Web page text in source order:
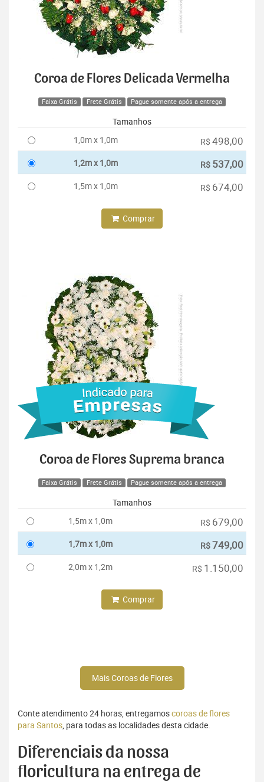
Coroa de Flores Delicada Vermelha
Faixa Grátis Frete Grátis Pague somente após a entrega
Tamanhos
1,0m x 1,0m
R$ 498,00
1,2m x 1,0m R$ 537,00
1,5m x 1,0m R$ 674,00
Comprar
Coroa de Flores Suprema branca
Faixa Grátis Frete Grátis Pague somente após a entrega
Tamanhos
1,5m x 1,0m
R$ 679,00
1,7m x 1,0m R$749,00
2,0m x 1,2m R$ 1.150,00
Comprar
Mais Coroas de Flores
Conte atendimento 24 horas, entregamoscoroas de flores
para Santos, para todas as localidades desta cidade.
Diferenciais da nossa
floricultura na entrega de